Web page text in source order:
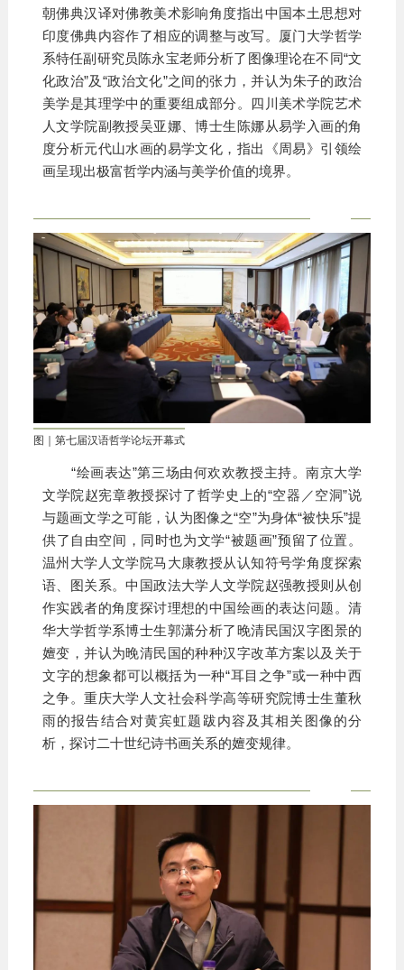
朝佛典汉译对佛教美术影响角度指出中国本土思想对
印度佛典内容作了相应的调整与改写。厦门大学哲学
系特任副研究员陈永宝老师分析了图像理论在不同“文
化政治”及“政治文化”之间的张力，并认为朱子的政治
美学是其理学中的重要组成部分。四川美术学院艺术
人文学院副教授吴亚娜、博士生陈娜从易学入画的角
度分析元代山水画的易学文化，指出《周易》引领绘
画呈现出极富哲学内涵与美学价值的境界。
图｜第七届汉语哲学论坛开幕式
“绘画表达”第三场由何欢欢教授主持。南京大学
文学院赵宪章教授探讨了哲学史上的“空器／空洞”说
与题画文学之可能，认为图像之“空”为身体“被快乐”提
供了自由空间，同时也为文学“被题画”预留了位置。
温州大学人文学院马大康教授从认知符号学角度探索
语、图关系。中国政法大学人文学院赵强教授则从创
作实践者的角度探讨理想的中国绘画的表达问题。清
华大学哲学系博士生郭潇分析了晚清民国汉字图景的
嬗变，并认为晚清民国的种种汉字改革方案以及关于
文字的想象都可以概括为一种“耳目之争”或一种中西
之争。重庆大学人文社会科学高等研究院博士生董秋
雨的报告结合对黄宾虹题跋内容及其相关图像的分
析，探讨二十世纪诗书画关系的嬗变规律。